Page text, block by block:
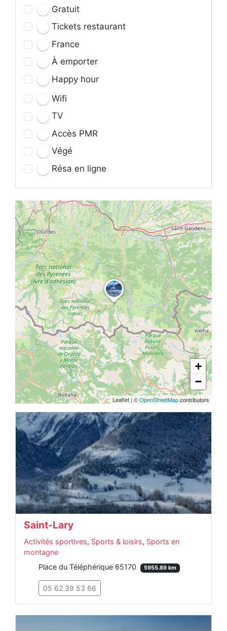
Gratuit
Tickets restaurant
France
À emporter
Happy hour
Wifi
TV
Accès PMR
Végé
Résa en ligne
Saint-Lary
Activités sportives, Sports & loisirs, Sports en
montagne
Place du Téléphérique 65170
5955.89 km
05 62 39 53 66
+
−
Leaflet | ©OpenStreetMapcontributors